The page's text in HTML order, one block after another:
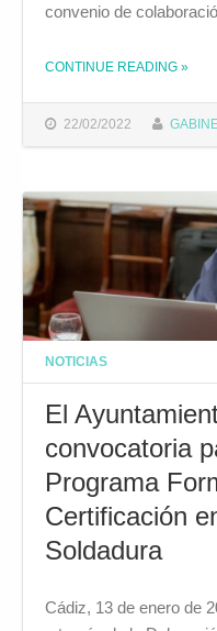
22/02/2022
convenio de
CONTINUE READING
THE "EL IFEF Y Q HOTELS FIRMAN UN CONVENIO PARA FACILITAR EL ACCESO DE PERSONAL AL FUTURO HOTEL DE TIEMPO LIBRE"
»
NOTICIAS
El
convocatoria
Programa
Certificación
Soldadura
Cádiz, 13 de enero de